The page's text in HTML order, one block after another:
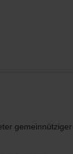
gemeinnütziger